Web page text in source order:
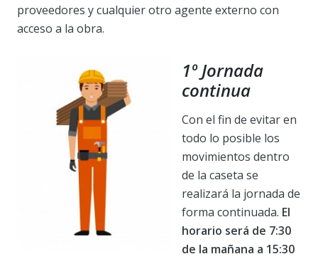
proveedores y cualquier otro agente externo con
acceso a la obra.
1º Jornada
continua
Con el fin de evitar en
todo lo posible los
movimientos dentro
de la caseta se
realizará la jornada de
forma continuada. El
horario será de 7:30
de la mañana a 15:30